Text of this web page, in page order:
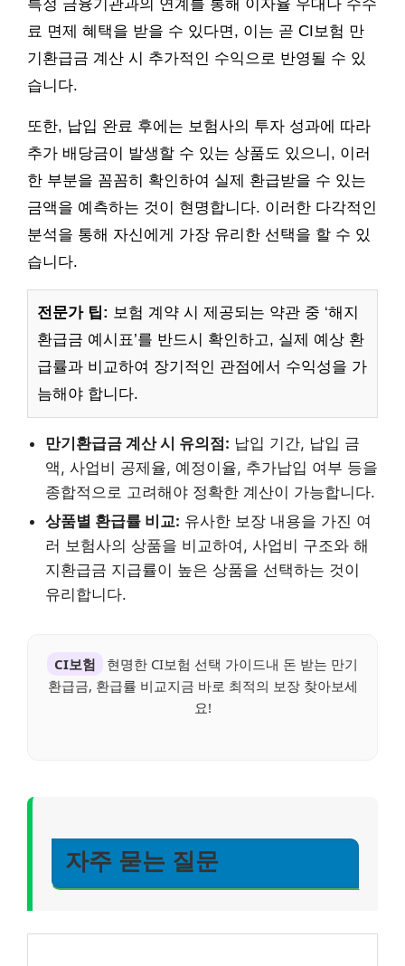
특정 금융기관과의 연계를 통해 이자율 우대나 수수
료 면제 혜택을 받을 수 있다면, 이는 곧 CI보험 만
기환급금 계산 시 추가적인 수익으로 반영될 수 있
습니다.
또한, 납입 완료 후에는 보험사의 투자 성과에 따라
추가 배당금이 발생할 수 있는 상품도 있으니, 이러
한 부분을 꼼꼼히 확인하여 실제 환급받을 수 있는
금액을 예측하는 것이 현명합니다. 이러한 다각적인
분석을 통해 자신에게 가장 유리한 선택을 할 수 있
습니다.
전문가 팁: 보험 계약 시 제공되는 약관 중 ‘해지
환급금 예시표’를 반드시 확인하고, 실제 예상 환
급률과 비교하여 장기적인 관점에서 수익성을 가
늠해야 합니다.
만기환급금 계산 시 유의점: 납입 기간, 납입 금
액, 사업비 공제율, 예정이율, 추가납입 여부 등을
종합적으로 고려해야 정확한 계산이 가능합니다.
상품별 환급률 비교: 유사한 보장 내용을 가진 여
러 보험사의 상품을 비교하여, 사업비 구조와 해
지환급금 지급률이 높은 상품을 선택하는 것이
유리합니다.
CI보험
현명한 CI보험 선택 가이드내 돈 받는 만기
환급금, 환급률 비교지금 바로 최적의 보장 찾아보세
요!
자주 묻는 질문